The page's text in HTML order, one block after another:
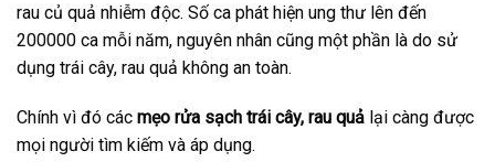
rau củ quả nhiễm độc. Số ca phát hiện ung thư lên đến
200000 ca mỗi năm, nguyên nhân cũng một phần là do sử
dụng trái cây, rau quả không an toàn.
Chính vì đó các mẹo rửa sạch trái cây, rau quả lại càng được
mọi người tìm kiếm và áp dụng.